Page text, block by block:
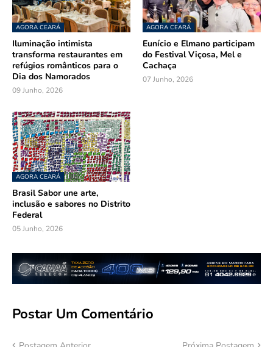
AGORA CEARÁ
Iluminação intimista
transforma restaurantes em
refúgios românticos para o
Dia dos Namorados
09 Junho, 2026
AGORA CEARÁ
Eunício e Elmano participam
do Festival Viçosa, Mel e
Cachaça
07 Junho, 2026
AGORA CEARÁ
Brasil Sabor une arte,
inclusão e sabores no Distrito
Federal
05 Junho, 2026
Postar Um Comentário